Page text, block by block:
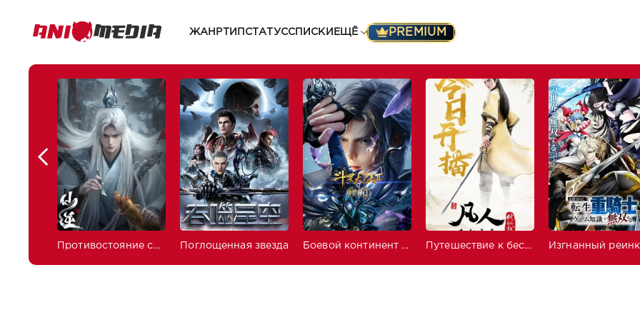
ЖАНРТИП СТАТУССПИСКИ ЕЩЁ PREMIUM
Противостояние святого Поглощенная звезда Боевой континент 2: Непревзойдённый клан Тан Путешествие к бессмертию